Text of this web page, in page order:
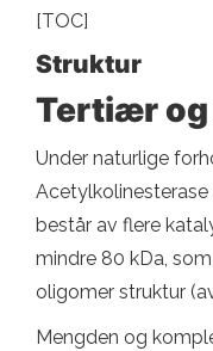
[TOC]
Struktur
Tertiær
Under naturlige
består av flere
mindre 80 kDa,
oligomer struktur
Mengden og